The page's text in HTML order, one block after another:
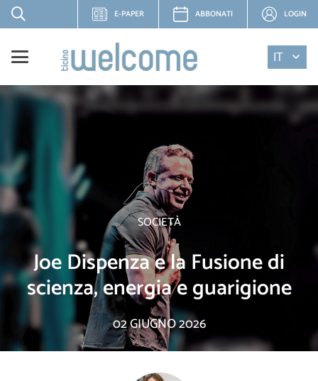
E-PAPER ABBONATI LOGIN
IT
SOCIETÀ
Joe Dispenza e la Fusione di
scienza, energia e guarigione
02 GIUGNO 2026